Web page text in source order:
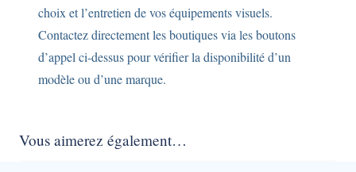
choix et l’entretien de vos équipements visuels.
Contactez directement les boutiques via les boutons
d’appel ci-dessus pour vérifier la disponibilité d’un
modèle ou d’une marque.
Vous aimerez également…